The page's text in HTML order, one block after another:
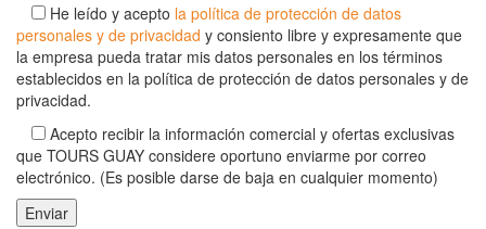
He leído y acepto la política de protección de datos
personales y de privacidad y consiento libre y expresamente que
la empresa pueda tratar mis datos personales en los términos
establecidos en la política de protección de datos personales y de
privacidad.
Acepto recibir la información comercial y ofertas exclusivas
que TOURS GUAY considere oportuno enviarme por correo
electrónico. (Es posible darse de baja en cualquier momento)